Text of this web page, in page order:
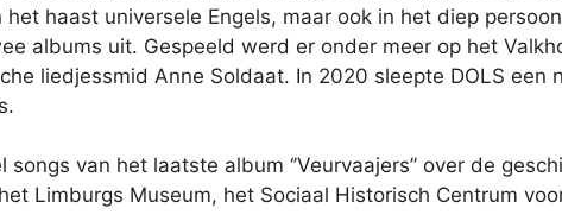
haast universele Engels, maar ook in het diep
albums uit. Gespeeld werd er onder meer op het
liedjessmid Anne Soldaat. In 2020 sleepte DOLS
van het laatste album ‘’Veurvaajers’’ over de
Limburgs Museum, het Sociaal Historisch Centrum